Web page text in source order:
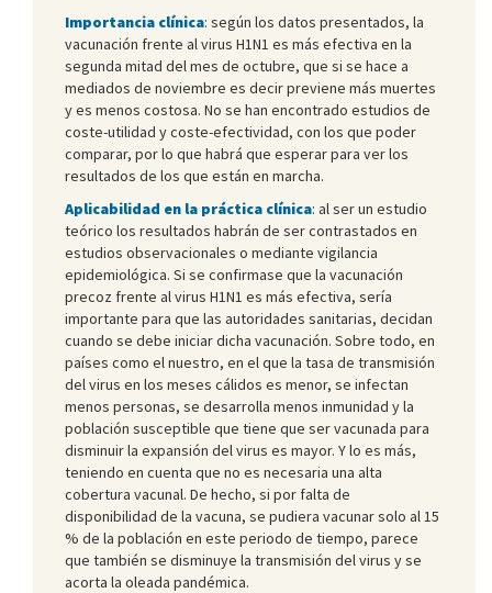
Importancia clínica: según los datos presentados, la
vacunación frente al virus H1N1 es más efectiva en la
segunda mitad del mes de octubre, que si se hace a
mediados de noviembre es decir previene más muertes
y es menos costosa. No se han encontrado estudios de
coste-utilidad y coste-efectividad, con los que poder
comparar, por lo que habrá que esperar para ver los
resultados de los que están en marcha.
Aplicabilidad en la práctica clínica: al ser un estudio
teórico los resultados habrán de ser contrastados en
estudios observacionales o mediante vigilancia
epidemiológica. Si se confirmase que la vacunación
precoz frente al virus H1N1 es más efectiva, sería
importante para que las autoridades sanitarias, decidan
cuando se debe iniciar dicha vacunación. Sobre todo, en
países como el nuestro, en el que la tasa de transmisión
del virus en los meses cálidos es menor, se infectan
menos personas, se desarrolla menos inmunidad y la
población susceptible que tiene que ser vacunada para
disminuir la expansión del virus es mayor. Y lo es más,
teniendo en cuenta que no es necesaria una alta
cobertura vacunal. De hecho, si por falta de
disponibilidad de la vacuna, se pudiera vacunar solo al 15
% de la población en este periodo de tiempo, parece
que también se disminuye la transmisión del virus y se
acorta la oleada pandémica.